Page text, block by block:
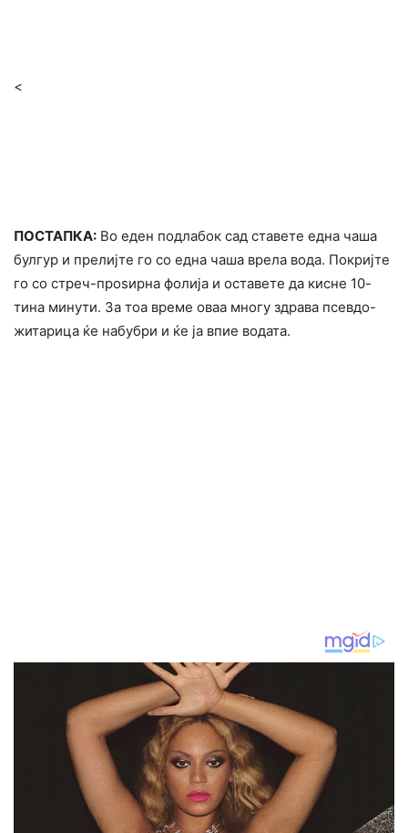
<
ПОСТАПКА: Во еден подлабок сад ставете една чаша
булгур и прелијте го со една чаша врела вода. Покријте
го со стреч-проѕирна фолија и оставете да кисне 10-
тина минути. За тоа време оваа многу здрава псевдо-
житарица ќе набубри и ќе ја впие водата.